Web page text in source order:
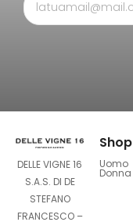
DELLE VIGNE 16
S.A.S. DI DE
STEFANO
FRANCESCO –
Shop
Uomo
Donna